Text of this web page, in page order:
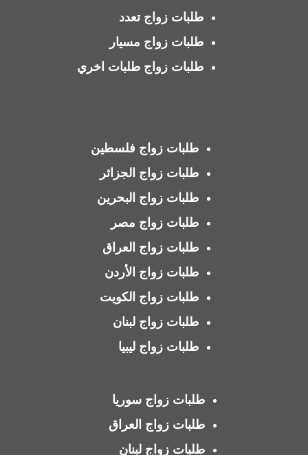
طلبات زواج تعدد
طلبات زواج مسيار
طلبات زواج طلبات اخري
طلبات زواج فلسطين
طلبات زواج الجزائر
طلبات زواج البحرين
طلبات زواج مصر
طلبات زواج العراق
طلبات زواج الأردن
طلبات زواج الكويت
طلبات زواج لبنان
طلبات زواج ليبيا
طلبات زواج سوريا
طلبات زواج العراق
طلبات زواج لبنان